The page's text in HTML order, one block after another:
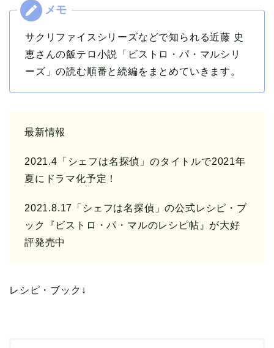
サクリファイスシリーズなどで知られる近藤 史
恵さんの飯テロ小説「ビストロ・パ・マルシリ
ーズ」の読む順番と続編をまとめていきます。
最新情報
2021.4「シェフは名探偵」のタイトルで2021年
夏にドラマ化予定！
2021.8.17「シェフは名探偵」の公式レシピ・ブ
ック『ビストロ・パ・マルのレシピ帖』が大好
評発売中
レシピ・ブック↓